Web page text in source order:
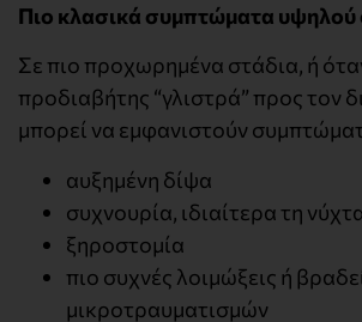
Πιο κλασικά συμπτώματα
Σε πιο προχωρημένα στάδια, ή
προδιαβήτης “γλιστρά” προς τον
μπορεί να εμφανιστούν
αυξημένη δίψα
συχνουρία, ιδιαίτερα τη
ξηροστομία
πιο συχνές λοιμώξεις ή
μικροτραυματισμών